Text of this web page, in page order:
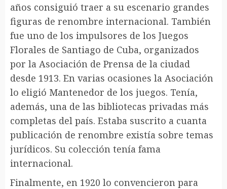
años consiguió traer a su escenario grandes
figuras de renombre internacional. También
fue uno de los impulsores de los Juegos
Florales de Santiago de Cuba, organizados
por la Asociación de Prensa de la ciudad
desde 1913. En varias ocasiones la Asociación
lo eligió Mantenedor de los juegos. Tenía,
además, una de las bibliotecas privadas más
completas del país. Estaba suscrito a cuanta
publicación de renombre existía sobre temas
jurídicos. Su colección tenía fama
internacional.
Finalmente, en 1920 lo convencieron para